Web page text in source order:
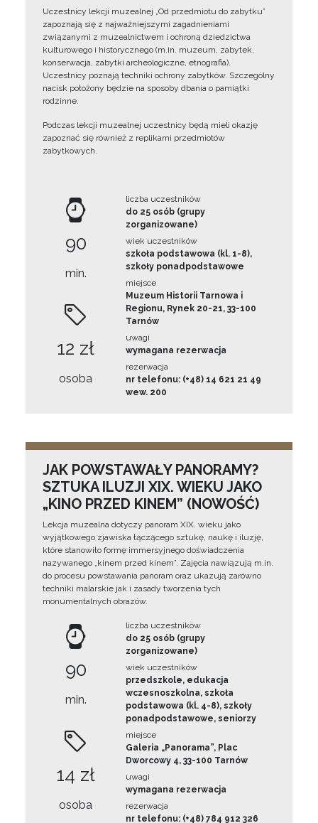
Uczestnicy lekcji muzealnej „Od przedmiotu do zabytku”
zapoznają się z najważniejszymi zagadnieniami
związanymi z muzealnictwem i ochroną dziedzictwa
kulturowego i historycznego (m.in. muzeum, zabytek,
konserwacja, zabytki archeologiczne, etnografia).
Uczestnicy poznają techniki ochrony zabytków. Szczególny
nacisk położony będzie na sposoby dbania o pamiątki
rodzinne.
Podczas lekcji muzealnej uczestnicy będą mieli okazję
zapoznać się również z replikami przedmiotów
zabytkowych.
90
min.
12 zł
osoba
liczba uczestników
do 25 osób (grupy
zorganizowane)
wiek uczestników
szkoła podstawowa (kl. 1-8),
szkoły ponadpodstawowe
miejsce
Muzeum Historii Tarnowa i
Regionu, Rynek 20-21, 33-100
Tarnów
uwagi
wymagana rezerwacja
rezerwacja
nr telefonu: (+48) 14 621 21 49
wew. 200
JAK POWSTAWAŁY PANORAMY?
SZTUKA ILUZJI XIX. WIEKU JAKO
„KINO PRZED KINEM” (NOWOŚĆ)
Lekcja muzealna dotyczy panoram XIX. wieku jako
wyjątkowego zjawiska łączącego sztukę, naukę i iluzję,
które stanowiło formę immersyjnego doświadczenia
nazywanego „kinem przed kinem”. Zajęcia nawiązują m.in.
do procesu powstawania panoram oraz ukazują zarówno
techniki malarskie jak i zasady tworzenia tych
monumentalnych obrazów.
90
min.
14 zł
osoba
liczba uczestników
do 25 osób (grupy
zorganizowane)
wiek uczestników
przedszkole, edukacja
wczesnoszkolna, szkoła
podstawowa (kl. 4-8), szkoły
ponadpodstawowe, seniorzy
miejsce
Galeria „Panorama”, Plac
Dworcowy 4, 33-100 Tarnów
uwagi
wymagana rezerwacja
rezerwacja
nr telefonu: (+48) 784 912 326